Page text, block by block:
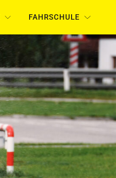
FAHRSCHULE